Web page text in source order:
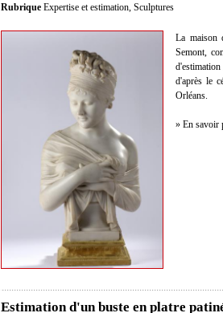
Rubrique Expertise et estimation, Sculptures
La maison
Semont,
d'estimation
d'après le
Orléans.
» En savoir
Estimation d'un buste en platre